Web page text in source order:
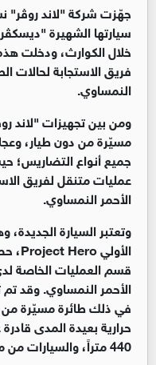
جهّزت شركة "لاند
سيارتها الشهيرة
خلال الكوارث، ودخلت
فريق الاستجابة لحالات
النمساوي.
ومن بين تجهيزات "لاند
مسيّرة من دون طيار،
جميع أنواع التضاريس؛
عمليات متنقل لفريق
الأحمر النمساوي.
وتعتبر السيارة
قسم العمليات الخاصة
الأحمر النمساوي. وقد
في ذلك طائرة مسيّرة من
حرارية بعيدة المدى
440 متراً، والسيارات من مسافة 1000 متر.